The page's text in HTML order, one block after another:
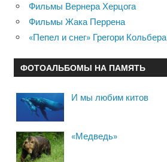
Фильмы Вернера Херцога
Фильмы Жака Перрена
«Пепел и снег» Грегори Кольбера
ФОТОАЛЬБОМЫ НА ПАМЯТЬ
И мы любим китов
«Медведь»